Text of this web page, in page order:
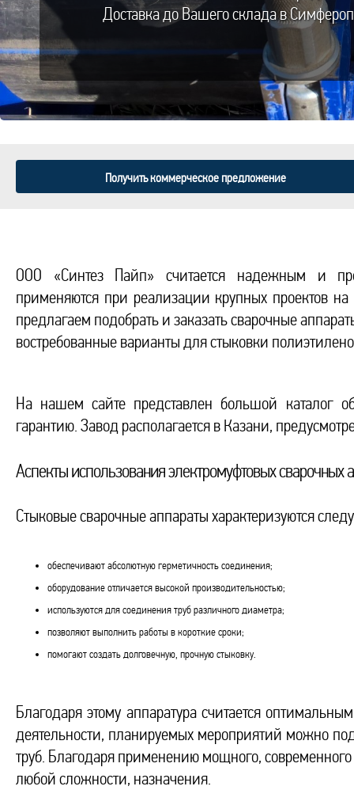
Доставка до Вашего склада в
Получить коммерческое предложение
ООО «Синтез Пайп» считается надежным и
применяются при реализации крупных проектов
предлагаем подобрать и заказать сварочные
востребованные варианты для стыковки
На нашем сайте представлен большой каталог
гарантию. Завод располагается в Казани,
Аспекты использования электромуфтовых сварочных
Стыковые сварочные аппараты характеризуются
обеспечивают абсолютную герметичность соединения;
оборудование отличается высокой производительностью;
используются для соединения труб различного диаметра;
позволяют выполнить работы в короткие сроки;
помогают создать долговечную, прочную стыковку.
Благодаря этому аппаратура считается
деятельности, планируемых мероприятий можно
труб. Благодаря применению мощного,
любой сложности, назначения.